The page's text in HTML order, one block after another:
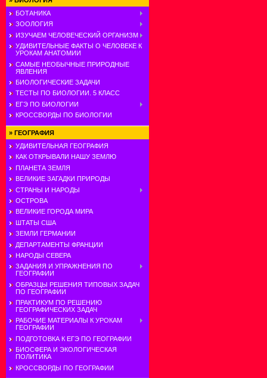
БОТАНИКА
ЗООЛОГИЯ
ИЗУЧАЕМ ЧЕЛОВЕЧЕСКИЙ ОРГАНИЗМ
УДИВИТЕЛЬНЫЕ ФАКТЫ О ЧЕЛОВЕКЕ К
УРОКАМ АНАТОМИИ
САМЫЕ НЕОБЫЧНЫЕ ПРИРОДНЫЕ
ЯВЛЕНИЯ
БИОЛОГИЧЕСКИЕ ЗАДАЧИ
ТЕСТЫ ПО БИОЛОГИИ. 5 КЛАСС
ЕГЭ ПО БИОЛОГИИ
КРОССВОРДЫ ПО БИОЛОГИИ
» ГЕОГРАФИЯ
УДИВИТЕЛЬНАЯ ГЕОГРАФИЯ
КАК ОТКРЫВАЛИ НАШУ ЗЕМЛЮ
ПЛАНЕТА ЗЕМЛЯ
ВЕЛИКИЕ ЗАГАДКИ ПРИРОДЫ
СТРАНЫ И НАРОДЫ
ОСТРОВА
ВЕЛИКИЕ ГОРОДА МИРА
ШТАТЫ США
ЗЕМЛИ ГЕРМАНИИ
ДЕПАРТАМЕНТЫ ФРАНЦИИ
НАРОДЫ СЕВЕРА
ЗАДАНИЯ И УПРАЖНЕНИЯ ПО
ГЕОГРАФИИ
ОБРАЗЦЫ РЕШЕНИЯ ТИПОВЫХ ЗАДАЧ
ПО ГЕОГРАФИИ
ПРАКТИКУМ ПО РЕШЕНИЮ
ГЕОГРАФИЧЕСКИХ ЗАДАЧ
РАБОЧИЕ МАТЕРИАЛЫ К УРОКАМ
ГЕОГРАФИИ
ПОДГОТОВКА К ЕГЭ ПО ГЕОГРАФИИ
БИОСФЕРА И ЭКОЛОГИЧЕСКАЯ
ПОЛИТИКА
КРОССВОРДЫ ПО ГЕОГРАФИИ